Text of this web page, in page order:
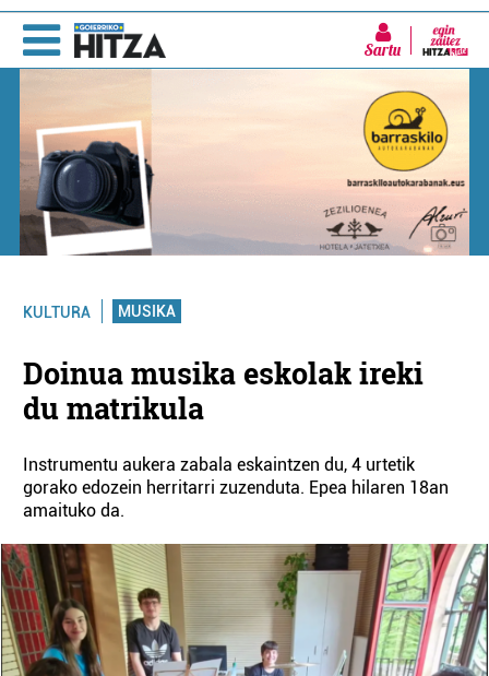
Sartu
KULTURA MUSIKA
Doinua musika eskolak ireki
du matrikula
Instrumentu aukera zabala eskaintzen du, 4 urtetik
gorako edozein herritarri zuzenduta. Epea hilaren 18an
amaituko da.